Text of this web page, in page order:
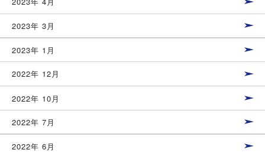
2023年 3月
2023年 1月
2022年 12月
2022年 10月
2022年 7月
2022年 6月